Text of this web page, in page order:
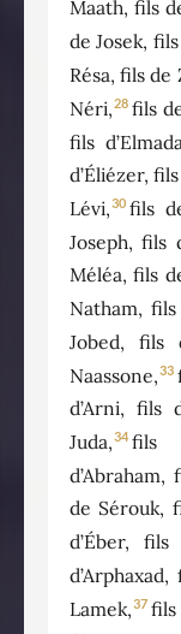
Maath, fils
de Josek,
Résa, fils
Néri,28 fils
fils
d’Éliézer,
Lévi,30 fils
Joseph, fils
Méléa, fils
Natham,
Jobed, fils
Naassone,33
d’Arni, fils
Juda,34 fils
de Sérouk,
d’Éber,
Lamek, 37